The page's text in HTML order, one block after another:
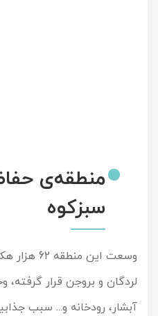
منطقه‌ی
سبزکوه
لردگان و بروجن قرار
آبشار، رودخانه و... سبب